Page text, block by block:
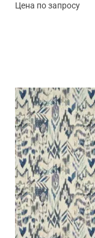
Цена по запросу